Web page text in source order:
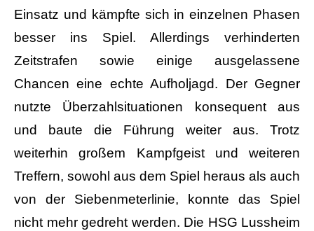
Einsatz und kämpfte sich in einzelnen Phasen
besser ins Spiel. Allerdings verhinderten
Zeitstrafen sowie einige ausgelassene
Chancen eine echte Aufholjagd. Der Gegner
nutzte Überzahlsituationen konsequent aus
und baute die Führung weiter aus. Trotz
weiterhin großem Kampfgeist und weiteren
Treffern, sowohl aus dem Spiel heraus als auch
von der Siebenmeterlinie, konnte das Spiel
nicht mehr gedreht werden. Die HSG Lussheim